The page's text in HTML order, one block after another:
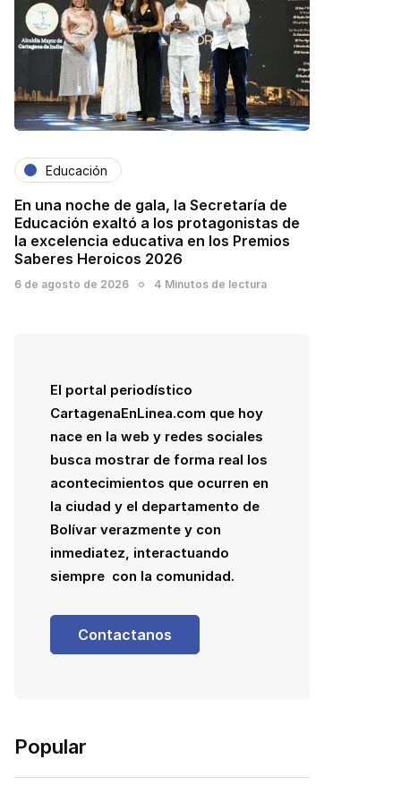
Educación
En una noche de gala, la Secretaría de
Educación exaltó a los protagonistas de
la excelencia educativa en los Premios
Saberes Heroicos 2026
6 de agosto de 2026 4 Minutos de lectura
El portal periodístico
CartagenaEnLinea.com que hoy
nace en la web y redes sociales
busca mostrar de forma real los
acontecimientos que ocurren en
la ciudad y el departamento de
Bolívar verazmente y con
inmediatez, interactuando
siempre con la comunidad.
Contactanos
Popular